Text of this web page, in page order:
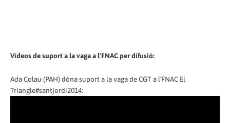
Vídeos de suport a la vaga a l'FNAC per difusió:
Ada Colau (PAH) dóna suport a la vaga de CGT a l´FNAC El
Triangle#santjordi2014: